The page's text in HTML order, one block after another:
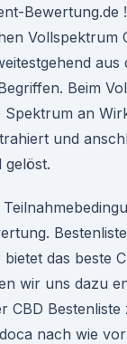
Bewertung.de
Vollspektrum
aus
Beim
Spektrum an
und
gelöst.
das beste
wir uns dazu
CBD
nach wie